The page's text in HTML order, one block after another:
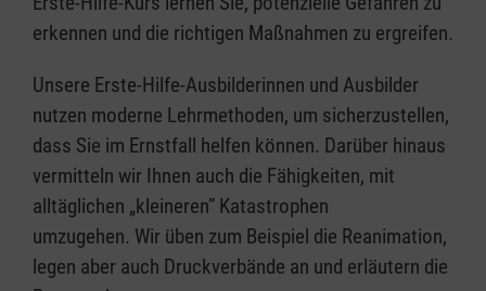
erkennen und die richtigen Maßnahmen zu ergreifen.
Unsere Erste-Hilfe-Ausbilderinnen und Ausbilder
nutzen moderne Lehrmethoden, um sicherzustellen,
dass Sie im Ernstfall helfen können. Darüber hinaus
vermitteln wir Ihnen auch die Fähigkeiten, mit
alltäglichen „kleineren” Katastrophen
umzugehen. Wir üben zum Beispiel die Reanimation,
legen aber auch Druckverbände an und erläutern die